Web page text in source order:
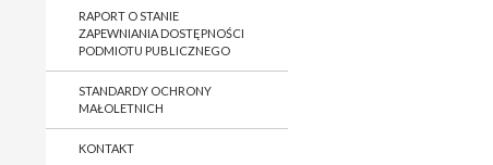
RAPORT O STANIE
ZAPEWNIANIA DOSTĘPNOŚCI
PODMIOTU PUBLICZNEGO
STANDARDY OCHRONY
MAŁOLETNICH
KONTAKT